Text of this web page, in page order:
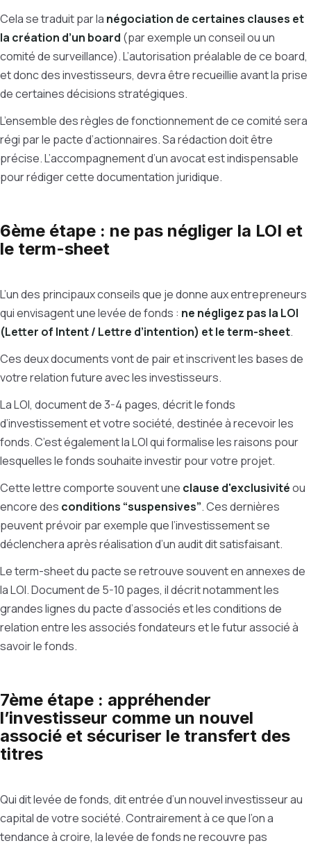
Cela se traduit par la négociation de certaines clauses et
la création d’un board (par exemple un conseil ou un
comité de surveillance). L’autorisation préalable de ce board,
et donc des investisseurs, devra être recueillie avant la prise
de certaines décisions stratégiques.
L’ensemble des règles de fonctionnement de ce comité sera
régi par le pacte d’actionnaires. Sa rédaction doit être
précise. L’accompagnement d’un avocat est indispensable
pour rédiger cette documentation juridique.
6ème étape : ne pas négliger la LOI et
le term-sheet
L’un des principaux conseils que je donne aux entrepreneurs
qui envisagent une levée de fonds : ne négligez pas la LOI
(Letter of Intent / Lettre d’intention) et le term-sheet.
Ces deux documents vont de pair et inscrivent les bases de
votre relation future avec les investisseurs.
La LOI, document de 3-4 pages, décrit le fonds
d’investissement et votre société, destinée à recevoir les
fonds. C’est également la LOI qui formalise les raisons pour
lesquelles le fonds souhaite investir pour votre projet.
Cette lettre comporte souvent une clause d'exclusivitéou
encore des conditions “suspensives”. Ces dernières
peuvent prévoir par exemple que l’investissement se
déclenchera après réalisation d’un audit dit satisfaisant.
Le term-sheet du pacte se retrouve souvent en annexes de
la LOI. Document de 5-10 pages, il décrit notamment les
grandes lignes du pacte d’associés et les conditions de
relation entre les associés fondateurs et le futur associé à
savoir le fonds.
7ème étape : appréhender
l’investisseur comme un nouvel
associé et sécuriser le transfert des
titres
Qui dit levée de fonds, dit entrée d’un nouvel investisseur au
capital de votre société. Contrairement à ce que l’on a
tendance à croire, la levée de fonds ne recouvre pas